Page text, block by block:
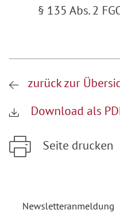
§ 135 Abs. 2
zurück zur
Download als
Seite drucken
Newsletteranmeldung